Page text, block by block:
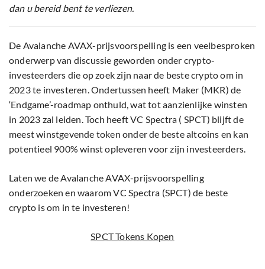
dan u bereid bent te verliezen.
De Avalanche AVAX-prijsvoorspelling is een veelbesproken
onderwerp van discussie geworden onder crypto-
investeerders die op zoek zijn naar de beste crypto om in
2023 te investeren. Ondertussen heeft Maker (MKR) de
‘Endgame’-roadmap onthuld, wat tot aanzienlijke winsten
in 2023 zal leiden. Toch heeft VC Spectra ( SPCT) blijft de
meest winstgevende token onder de beste altcoins en kan
potentieel 900% winst opleveren voor zijn investeerders.
Laten we de Avalanche AVAX-prijsvoorspelling
onderzoeken en waarom VC Spectra (SPCT) de beste
crypto is om in te investeren!
SPCT Tokens Kopen